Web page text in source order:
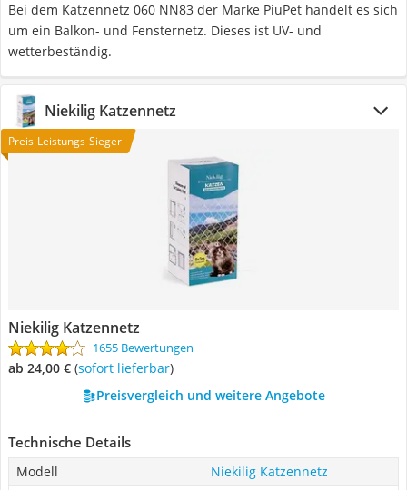
Bei dem Katzennetz ‎060 NN83 der Marke PiuPet handelt es sich
um ein Balkon- und Fensternetz. Dieses ist UV- und
wetterbeständig.
Niekilig Katzennetz
Preis-Leistungs-Sieger
Niekilig Katzennetz
1655 Bewertungen
ab 24,00 € ( Sofort lieferbar)
Preisvergleich und weitere Angebote
Technische Details
Modell
Niekilig Katzennetz